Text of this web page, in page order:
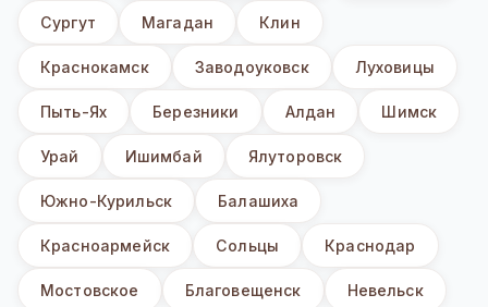
Сургут Магадан Клин
Краснокамск Заводоуковск Луховицы
Пыть-Ях Березники Алдан Шимск
Урай Ишимбай Ялуторовск
Южно-Курильск Балашиха
Красноармейск Сольцы Краснодар
Мостовское Благовещенск Невельск